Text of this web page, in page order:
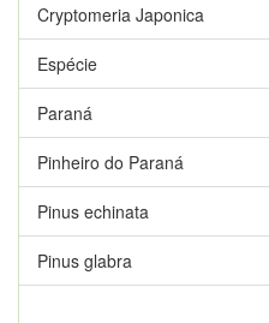
Cryptomeria Japonica
Espécie
Paraná
Pinheiro do Paraná
Pinus echinata
Pinus glabra